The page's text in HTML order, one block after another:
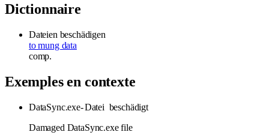
Dictionnaire
Dateien beschädigen
to mung data
comp.
Exemples en contexte
DataSync.exe-Datei beschädigt
Damaged DataSync.exe file